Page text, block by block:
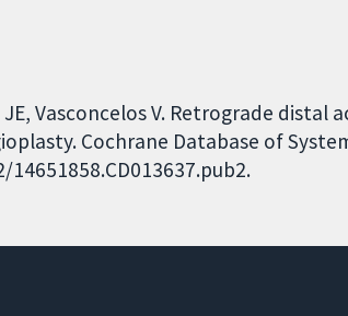
Vasconcelos V. Retrograde distal
Cochrane Database of
14651858.CD013637.pub2.